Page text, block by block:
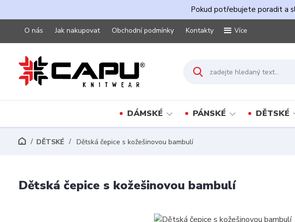
Pokud potřebujete poradit a
O nás Jak nakupovat Obchodní podmínky Kontakty Více
DÁMSKÉ PÁNSKÉ DĚTSKÉ
DĚTSKÉ Dětská čepice s kožešinovou bambulí
Dětská čepice s kožešinovou bambulí